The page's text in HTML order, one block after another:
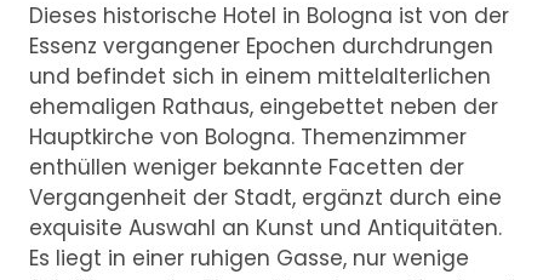
Dieses historische Hotel in Bologna ist von der
Essenz vergangener Epochen durchdrungen
und befindet sich in einem mittelalterlichen
ehemaligen Rathaus, eingebettet neben der
Hauptkirche von Bologna. Themenzimmer
enthüllen weniger bekannte Facetten der
Vergangenheit der Stadt, ergänzt durch eine
exquisite Auswahl an Kunst und Antiquitäten.
Es liegt in einer ruhigen Gasse, nur wenige